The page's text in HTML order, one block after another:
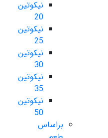
نیکوتین
20
نیکوتین
25
نیکوتین
30
نیکوتین
35
نیکوتین
50
براساس